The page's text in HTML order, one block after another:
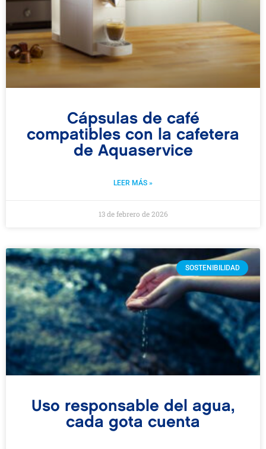
Cápsulas de café
compatibles con la cafetera
de Aquaservice
LEER MÁS »
13 de febrero de 2026
SOSTENIBILIDAD
Uso responsable del agua,
cada gota cuenta